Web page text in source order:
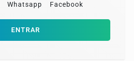
Whatsapp Facebook
ENTRAR